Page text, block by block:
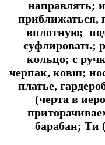
направлять;
приближаться,
вплотную;
суфлировать;
кольцо; с
черпак, ковш;
платье,
(черта в
барабан; Ти